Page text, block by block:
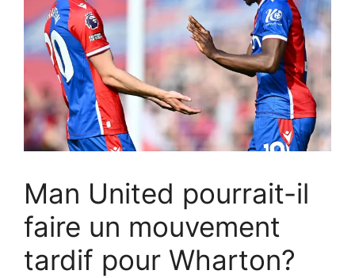
Man United pourrait-il
faire un mouvement
tardif pour Wharton?